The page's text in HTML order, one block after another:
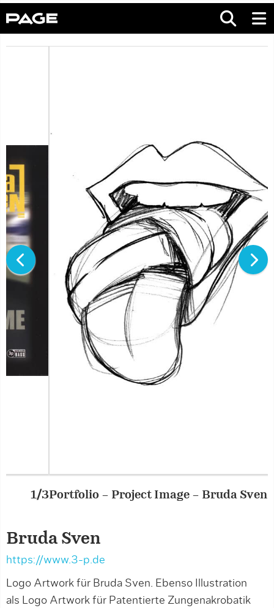
Portfolio – Project Image – Bruda Sven 2/3
Bruda Sven
https://www.3-p.de
Logo Artwork für Bruda Sven. Ebenso Illustration
als Logo Artwork für Patentierte Zungenakrobatik